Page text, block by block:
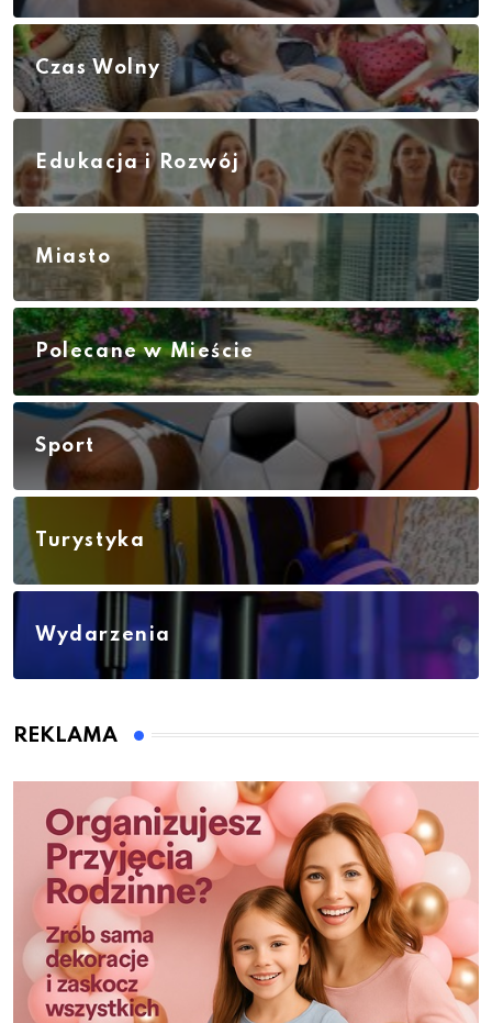
Czas Wolny
Edukacja i Rozwój
Miasto
Polecane w Mieście
Sport
Turystyka
Wydarzenia
REKLAMA